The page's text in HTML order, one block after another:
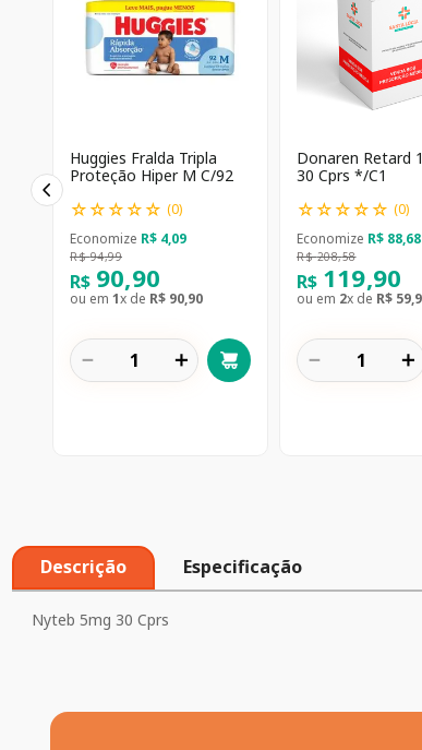
Huggies Fralda Tripla
Proteção Hiper M C/92
☆☆☆☆☆ (0)
Economize R$ 4,09
R$ 94,99
R$ 90,90
ou em 1x de R$ 90,90
＋
－
Donaren Retard
30 Cprs */C1
☆☆☆☆☆ (0)
Economize R$ 88,68
R$ 208,58
R$ 119,90
ou em 2x de R$ 59,
＋
－
Descrição Especificação
Nyteb 5mg 30 Cprs